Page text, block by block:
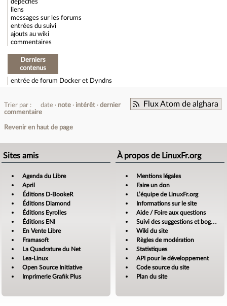
dépêches
liens
messages sur les forums
entrées du suivi
ajouts au wiki
commentaires
Derniers
contenus
entrée de forum Docker et Dyndns
Flux Atom de alghara
Trier par : date note intérêt
dernier
commentaire
Revenir en haut de page
Sites amis
Agenda du Libre
April
Éditions D-BookeR
Éditions Diamond
Éditions Eyrolles
Éditions ENI
En Vente Libre
Framasoft
La Quadrature du Net
Lea-Linux
Open Source Initiative
Imprimerie Grafik Plus
À propos de LinuxFr.org
Mentions légales
Faire un don
L’équipe de LinuxFr.org
Informations sur le site
Aide / Foire aux questions
Suivi des suggestions et bogues
Wiki du site
Règles de modération
Statistiques
API pour le développement
Code source du site
Plan du site